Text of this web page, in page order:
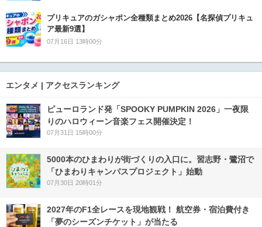
プリキュアのガシャポン全種類まとめ2026【名探偵プリキュ
ア最新9選】
07月16日 13時00分
エンタメ | アクセスランキング
ピューロランド発「SPOOKY PUMPKIN 2026」一夜限
りのハロウィーン音楽フェス開催決定！
07月31日 15時00分
5000本のひまわりが街づくりの入口に。習志野・鷺沼で
「ひまわりキャンパスプロジェクト」始動
07月30日 20時01分
2027年のF1全レースを現地観戦！ 航空券・宿泊費付き
「夢のシーズンチケット」が当たる